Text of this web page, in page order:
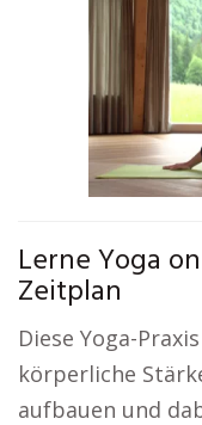
Lerne Yoga
Zeitplan
Diese Yoga-
körperliche
aufbauen und